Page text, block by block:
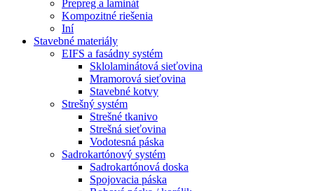
Prepreg a laminát
Kompozitné riešenia
Iní
Stavebné materiály
EIFS a fasádny systém
Sklolaminátová sieťovina
Mramorová sieťovina
Stavebné kotvy
Strešný systém
Strešné tkanivo
Strešná sieťovina
Vodotesná páska
Sadrokartónový systém
Sadrokartónová doska
Spojovacia páska